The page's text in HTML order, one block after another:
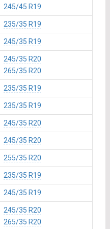
245/45 R19
235/35 R19
245/35 R19
245/35 R20
265/35 R20
235/35 R19
235/35 R19
245/35 R20
245/35 R20
255/35 R20
235/35 R19
245/35 R19
245/35 R20
265/35 R20